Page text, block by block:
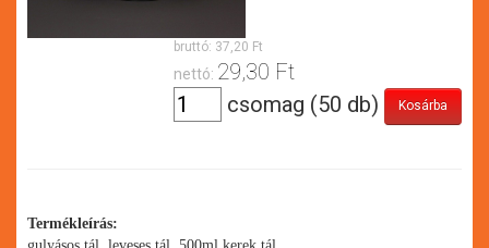
bruttó: 37,20 Ft
nettó: 29,30 Ft
csomag (50 db)
Termékleírás: